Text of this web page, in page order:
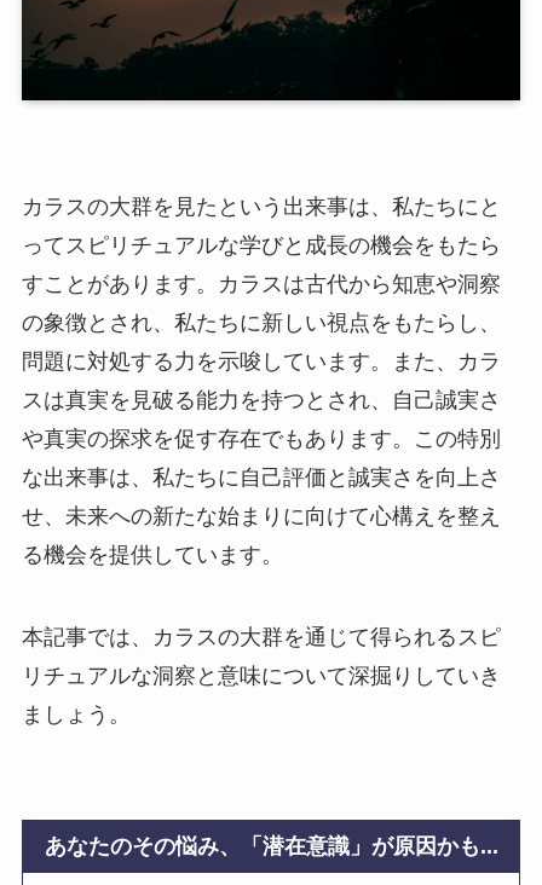
カラスの大群を見たという出来事は、私たちにと
ってスピリチュアルな学びと成長の機会をもたら
すことがあります。カラスは古代から知恵や洞察
の象徴とされ、私たちに新しい視点をもたらし、
問題に対処する力を示唆しています。また、カラ
スは真実を見破る能力を持つとされ、自己誠実さ
や真実の探求を促す存在でもあります。この特別
な出来事は、私たちに自己評価と誠実さを向上さ
せ、未来への新たな始まりに向けて心構えを整え
る機会を提供しています。
本記事では、カラスの大群を通じて得られるスピ
リチュアルな洞察と意味について深掘りしていき
ましょう。
あなたのその悩み、「潜在意識」が原因かも...